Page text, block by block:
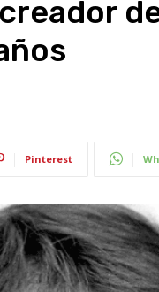
Pinterest